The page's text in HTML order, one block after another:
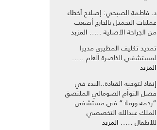
د. فاطمة الصبحي: إصلاح أخطاء
عمليات التجميل بالخارج أصعب
من الجراحة الأصلية ..... المزيد
تمديد تكليف المطيري مديرا
لمستشفي الخاصرة العام .....
المزيد
إنفاذ لتوجيه القيادة..البدء في
فصل التوأم الصومالي الملتصق
“رحمه ورملا” في مستشفى
الملك عبدالله التخصصي
للأطفال ..... المزيد